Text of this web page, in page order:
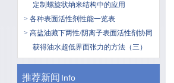
定制螺旋状纳米结构中的应用
> 各种表面活性剂性能一览表
> 高盐油藏下两性/阴离子表面活性剂协同
获得油水超低界面张力的方法（三）
推荐新闻 Info